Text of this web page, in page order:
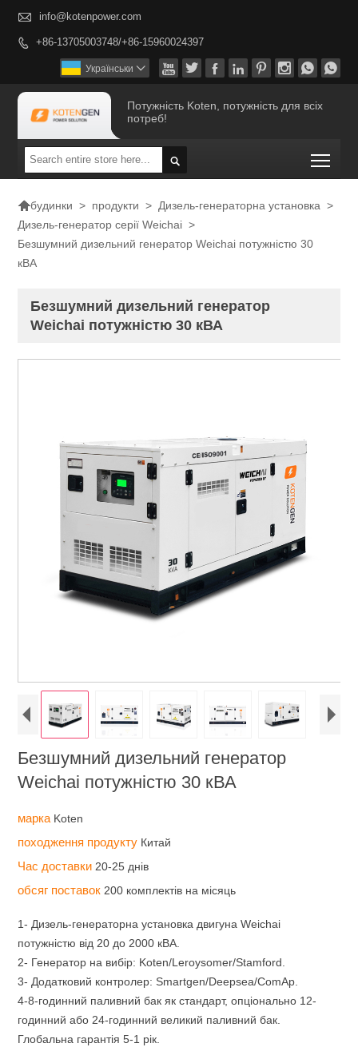
 info@kotenpower.com
 +86-13705003748/+86-15960024397
       
Українськи 
Потужність Koten, потужність для всіх
потреб!

будинки > продукти > Дизель-генераторна установка >
Дизель-генератор серії Weichai >
Безшумний дизельний генератор Weichai потужністю 30
кВА
Безшумний дизельний генератор
Weichai потужністю 30 кВА
Безшумний дизельний генератор
Weichai потужністю 30 кВА
марка Koten
походження продукту Китай
Час доставки 20-25 днів
обсяг поставок 200 комплектів на місяць
1- Дизель-генераторна установка двигуна Weichai
потужністю від 20 до 2000 кВА.
2- Генератор на вибір: Koten/Leroysomer/Stamford.
3- Додатковий контролер: Smartgen/Deepsea/ComAp.
4-8-годинний паливний бак як стандарт, опціонально 12-
годинний або 24-годинний великий паливний бак.
Глобальна гарантія 5-1 рік.